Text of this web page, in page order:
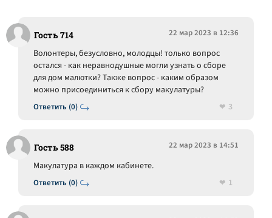
Гость 714 22 мар 2023 в 12:36
Ответить (0)
Волонтеры, безусловно, молодцы! только вопрос
остался - как неравнодушные могли узнать о сборе
для дом малютки? Также вопрос - каким образом
можно присоединиться к сбору макулатуры?
3
Гость 588 22 мар 2023 в 14:51
Ответить (0)
Макулатура в каждом кабинете.
1